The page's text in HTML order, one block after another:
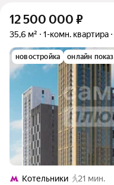
12 500 000 ₽
35,6 м² 1-комн. квартира
новостройка онлайн показ
Котельники
21 мин.